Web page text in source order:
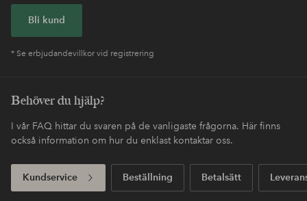
Bli kund
* Se erbjudandevillkor vid registrering
Behöver du hjälp?
I vår FAQ hittar du svaren på de vanligaste frågorna. Här finns
också information om hur du enklast kontaktar oss.
Kundservice Beställning Betalsätt